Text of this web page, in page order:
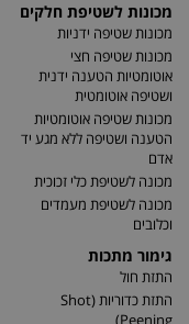
מכונות לשטיפת חלקים
מכונות שטיפה ידניות
מכונות שטיפה חצי
אוטומטיות הטענה ידנית
ושטיפה אוטומטית
מכונות שטיפה אוטומטיות
הטענה ושטיפה ללא מגע יד
אדם
מכונה לשטיפת כלי זכוכית
מכונה לשטיפת מעמדים
וכלובים
גימור מתכות
התזת חול
התזת כדוריות (Shot
Peening)